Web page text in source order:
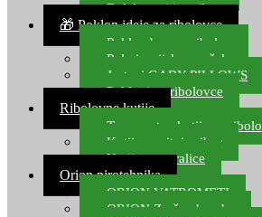
Dalekozori i optika
🎁 Poklon ideje za ribolovce
Poklon bon za ribolov
Polarizacijske naočale
Jastuci GABY PILLOWS
Pokloni za ribolovce
Ribolovne kutije
Transportne kutije za
Kutije za sitni pribor
Kutije za varalice
Orion pirotehnika
ORION VATROMETI
ORION Zračne bombe